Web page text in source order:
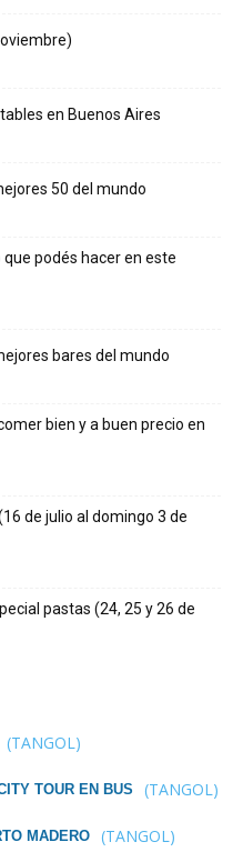
en Buenos Aires
50 del mundo
podés hacer en este
bares del mundo
bien y a buen precio en
de julio al domingo 3 de
pastas (24, 25 y 26 de
(TANGOL)
TOUR EN BUS (TANGOL)
MADERO (TANGOL)